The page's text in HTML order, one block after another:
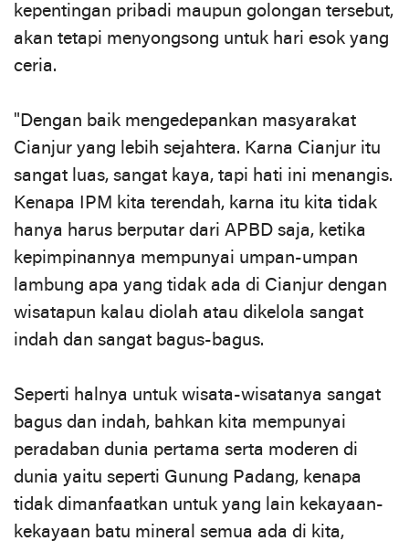
kepentingan pribadi maupun golongan tersebut,
akan tetapi menyongsong untuk hari esok yang
ceria.
"Dengan baik mengedepankan masyarakat
Cianjur yang lebih sejahtera. Karna Cianjur itu
sangat luas, sangat kaya, tapi hati ini menangis.
Kenapa IPM kita terendah, karna itu kita tidak
hanya harus berputar dari APBD saja, ketika
kepimpinannya mempunyai umpan-umpan
lambung apa yang tidak ada di Cianjur dengan
wisatapun kalau diolah atau dikelola sangat
indah dan sangat bagus-bagus.
Seperti halnya untuk wisata-wisatanya sangat
bagus dan indah, bahkan kita mempunyai
peradaban dunia pertama serta moderen di
dunia yaitu seperti Gunung Padang, kenapa
tidak dimanfaatkan untuk yang lain kekayaan-
kekayaan batu mineral semua ada di kita,